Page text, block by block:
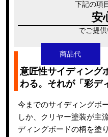
下記の項
安
でご提供
商品代
意匠性サイディング
わる。それが「彩デ
今までのサイディングボ
しか、クリヤー塗装が主
ディングボードの柄を塗